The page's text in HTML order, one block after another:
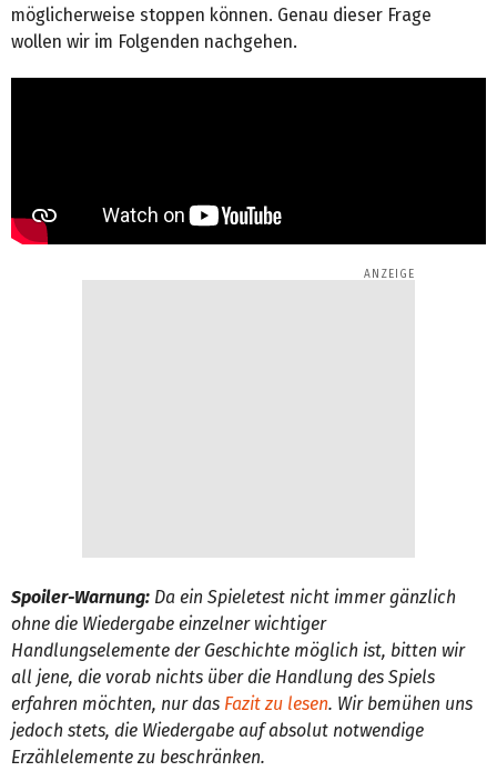
möglicherweise stoppen können. Genau dieser Frage
wollen wir im Folgenden nachgehen.
Spoiler-Warnung: Da ein Spieletest nicht immer gänzlich
ohne die Wiedergabe einzelner wichtiger
Handlungselemente der Geschichte möglich ist, bitten wir
all jene, die vorab nichts über die Handlung des Spiels
erfahren möchten, nur das Fazit zu lesen. Wir bemühen uns
jedoch stets, die Wiedergabe auf absolut notwendige
Erzählelemente zu beschränken.